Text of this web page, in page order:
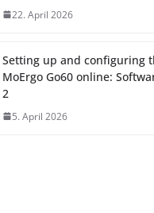
22. April 2026
Setting up and configuring
MoErgo Go60 online:
2
5. April 2026